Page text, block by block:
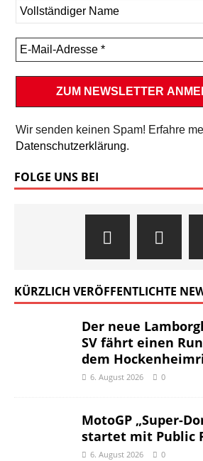
Wir senden keinen Spam! Erfahre
Datenschutzerklärung.
FOLGE UNS BEI
KÜRZLICH VERÖFFENTLICHTE
Der neue
SV fährt einen
dem
6. August 2026 0
MotoGP „Super-
startet mit Public
6. August 2026 0